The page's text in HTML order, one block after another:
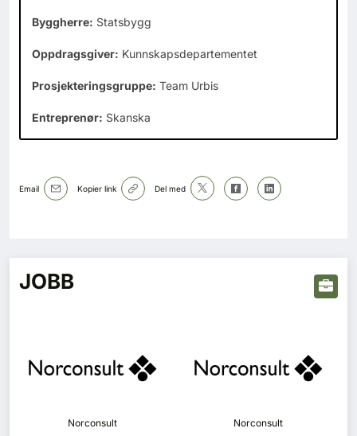
Byggherre: Statsbygg
Oppdragsgiver: Kunnskapsdepartementet
Prosjekteringsgruppe: Team Urbis
Entreprenør: Skanska
Email Kopier link Del med
JOBB
Norconsult Norconsult